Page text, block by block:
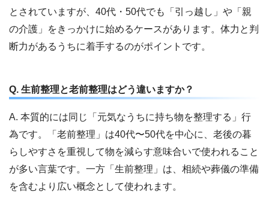
とされていますが、40代・50代でも「引っ越し」や「親
の介護」をきっかけに始めるケースがあります。体力と判
断力があるうちに着手するのがポイントです。
Q. 生前整理と老前整理はどう違いますか？
A. 本質的には同じ「元気なうちに持ち物を整理する」行
為です。「老前整理」は40代〜50代を中心に、老後の暮
らしやすさを重視して物を減らす意味合いで使われること
が多い言葉です。一方「生前整理」は、相続や葬儀の準備
を含むより広い概念として使われます。